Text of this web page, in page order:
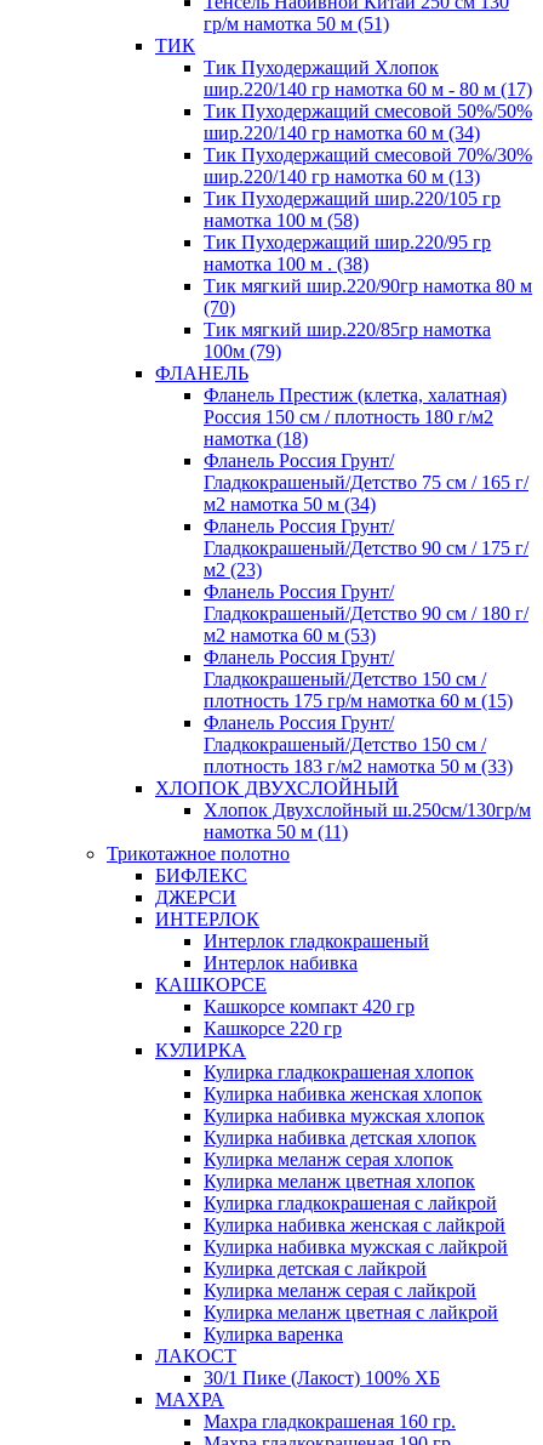
гр/м намотка 50 м (51)
ТИК
Тик Пуходержащий Хлопок
шир.220/140 гр намотка 60 м - 80 м (17)
Тик Пуходержащий смесовой 50%/50%
шир.220/140 гр намотка 60 м (34)
Тик Пуходержащий смесовой 70%/30%
шир.220/140 гр намотка 60 м (13)
Тик Пуходержащий шир.220/105 гр
намотка 100 м (58)
Тик Пуходержащий шир.220/95 гр
намотка 100 м . (38)
Тик мягкий шир.220/90гр намотка 80 м
(70)
Тик мягкий шир.220/85гр намотка
100м (79)
ФЛАНЕЛЬ
Фланель Престиж (клетка, халатная)
Россия 150 см / плотность 180 г/м2
намотка (18)
Фланель Россия Грунт/
Гладкокрашеный/Детство 75 см / 165 г/
м2 намотка 50 м (34)
Фланель Россия Грунт/
Гладкокрашеный/Детство 90 см / 175 г/
м2 (23)
Фланель Россия Грунт/
Гладкокрашеный/Детство 90 см / 180 г/
м2 намотка 60 м (53)
Фланель Россия Грунт/
Гладкокрашеный/Детство 150 см /
плотность 175 гр/м намотка 60 м (15)
Фланель Россия Грунт/
Гладкокрашеный/Детство 150 см /
плотность 183 г/м2 намотка 50 м (33)
ХЛОПОК ДВУХСЛОЙНЫЙ
Хлопок Двухслойный ш.250см/130гр/м
намотка 50 м (11)
Трикотажное полотно
БИФЛЕКС
ДЖЕРСИ
ИНТЕРЛОК
Интерлок гладкокрашеный
Интерлок набивка
КАШКОРСЕ
Кашкорсе компакт 420 гр
Кашкорсе 220 гр
КУЛИРКА
Кулирка гладкокрашеная хлопок
Кулирка набивка женская хлопок
Кулирка набивка мужская хлопок
Кулирка набивка детская хлопок
Кулирка меланж серая хлопок
Кулирка меланж цветная хлопок
Кулирка гладкокрашеная с лайкрой
Кулирка набивка женская с лайкрой
Кулирка набивка мужская с лайкрой
Кулирка детская с лайкрой
Кулирка меланж серая с лайкрой
Кулирка меланж цветная с лайкрой
Кулирка варенка
ЛАКОСТ
30/1 Пике (Лакост) 100% ХБ
МАХРА
Махра гладкокрашеная 160 гр.